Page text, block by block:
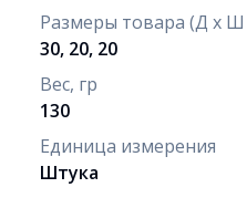
Размеры товара (Д х Ш
30, 20, 20
Вес, гр
130
Единица измерения
Штука